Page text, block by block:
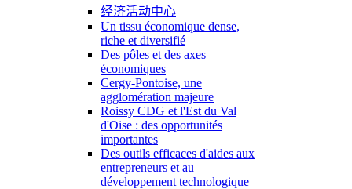
经济活动中心
Un tissu économique dense,
riche et diversifié
Des pôles et des axes
économiques
Cergy-Pontoise, une
agglomération majeure
Roissy CDG et l'Est du Val
d'Oise : des opportunités
importantes
Des outils efficaces d'aides aux
entrepreneurs et au
développement technologique